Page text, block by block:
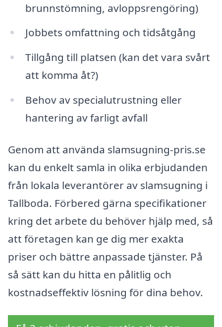
brunnstömning, avloppsrengöring)
Jobbets omfattning och tidsåtgång
Tillgång till platsen (kan det vara svårt
att komma åt?)
Behov av specialutrustning eller
hantering av farligt avfall
Genom att använda slamsugning-pris.se
kan du enkelt samla in olika erbjudanden
från lokala leverantörer av slamsugning i
Tallboda. Förbered gärna specifikationer
kring det arbete du behöver hjälp med, så
att företagen kan ge dig mer exakta
priser och bättre anpassade tjänster. På
så sätt kan du hitta en pålitlig och
kostnadseffektiv lösning för dina behov.